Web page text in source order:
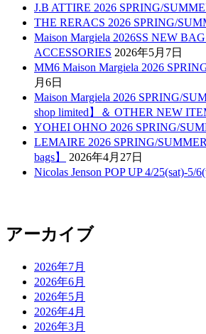
J.B ATTIRE 2026 SPRING/
THE RERACS 2026 SPRING/
Maison Margiela 2026SS NEW
ACCESSORIES 2026年5月7日
MM6 Maison Margiela 2026
月6日
Maison Margiela 2026 SPRING/
shop limited】＆ OTHER NEW
YOHEI OHNO 2026 SPRING/
LEMAIRE 2026 SPRING/
bags】
2026年4月27日
Nicolas Jenson POP UP 4/25(sat)-5/
アーカイブ
2026年7月
2026年6月
2026年5月
2026年4月
2026年3月